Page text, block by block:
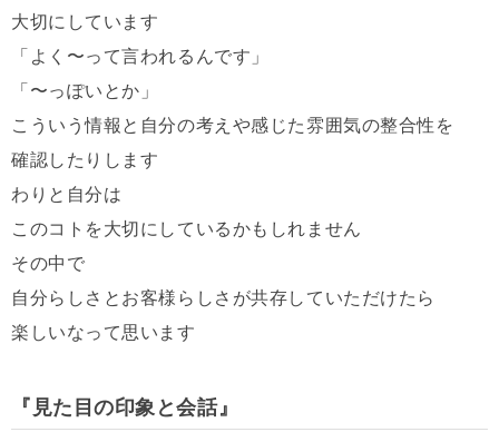
大切にしています
「よく〜って言われるんです」
「〜っぽいとか」
こういう情報と自分の考えや感じた雰囲気の整合性を
確認したりします
わりと自分は
このコトを大切にしているかもしれません
その中で
自分らしさとお客様らしさが共存していただけたら
楽しいなって思います
『見た目の印象と会話』